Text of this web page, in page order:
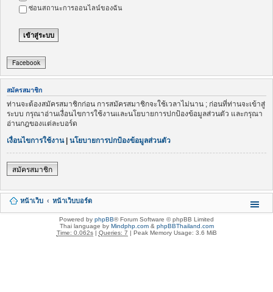
ซ่อนสถานะการออนไลน์ของฉัน
Facebook
สมัครสมาชิก
ท่านจะต้องสมัครสมาชิกก่อน การสมัครสมาชิกจะใช้เวลาไม่นาน ; ก่อนที่ท่านจะเข้าสู่
ระบบ กรุณาอ่านเงื่อนไขการใช้งานและนโยบายการปกป้องข้อมูลส่วนตัว และกรุณา
อ่านกฎของแต่ละบอร์ด
เงื่อนไขการใช้งาน| นโยบายการปกป้องข้อมูลส่วนตัว
สมัครสมาชิก
หน้าเว็บ หน้าเว็บบอร์ด
Powered by phpBB® Forum Software © phpBB Limited
Thai language by Mindphp.com& phpBBThailand.com
Time: 0.062s| Queries: 7 | Peak Memory Usage: 3.6 MiB